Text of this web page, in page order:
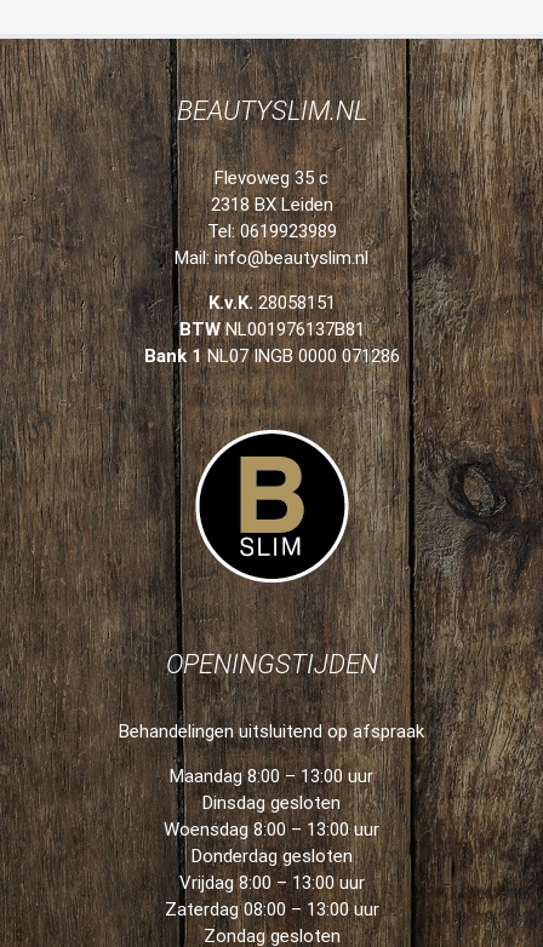
BEAUTYSLIM.NL
Flevoweg 35 c
2318 BX Leiden
Tel: 0619923989
Mail:info@beautyslim.nl
K.v.K.28058151
BTWNL001976137B81
Bank 1NL07 INGB 0000 071286
OPENINGSTIJDEN
Behandelingen uitsluitend op afspraak
Maandag 8:00 – 13:00 uur
Dinsdag gesloten
Woensdag 8:00 – 13:00 uur
Donderdag gesloten
Vrijdag 8:00 – 13:00 uur
Zaterdag 08:00 – 13:00 uur
Zondag gesloten